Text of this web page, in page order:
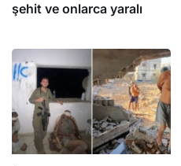
şehit ve onlarca yaralı